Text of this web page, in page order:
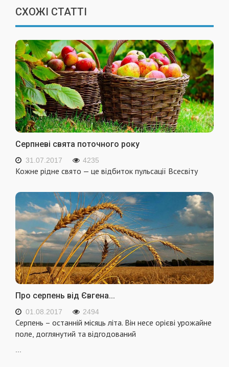
СХОЖІ СТАТТІ
Серпневі свята поточного року
31.07.2017 4235
Кожне рідне свято — це відбиток пульсації Всесвіту
Про серпень від Євгена...
01.08.2017 2494
Серпень – останній місяць літа. Він несе орієві урожайне
поле, доглянутий та відгодований